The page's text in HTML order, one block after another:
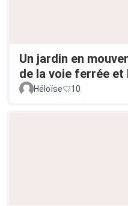
Un jardin en
de la voie ferrée
Héloïse 10